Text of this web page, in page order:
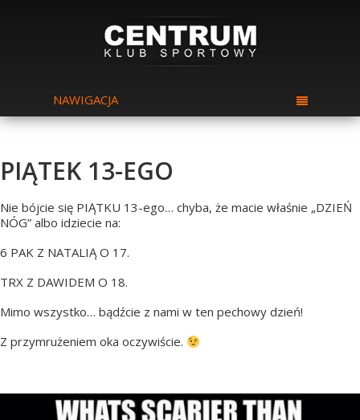
NAWIGACJA
PIĄTEK 13-EGO
Nie bójcie się PIĄTKU 13-ego… chyba, że macie właśnie „DZIEŃ
NÓG” albo idziecie na:
6 PAK Z NATALIĄ O 17.
TRX Z DAWIDEM O 18.
Mimo wszystko… bądźcie z nami w ten pechowy dzień!
Z przymrużeniem oka oczywiście.